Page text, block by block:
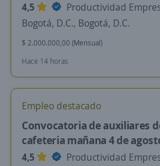
4,5
Productividad
Bogotá, D.C., Bogotá, D.C.
$ 2.000.000,00 (Mensual)
Hace 14 horas
Empleo destacado
Convocatoria de auxiliares
cafeteria mañana 4 de
4,5
Productividad